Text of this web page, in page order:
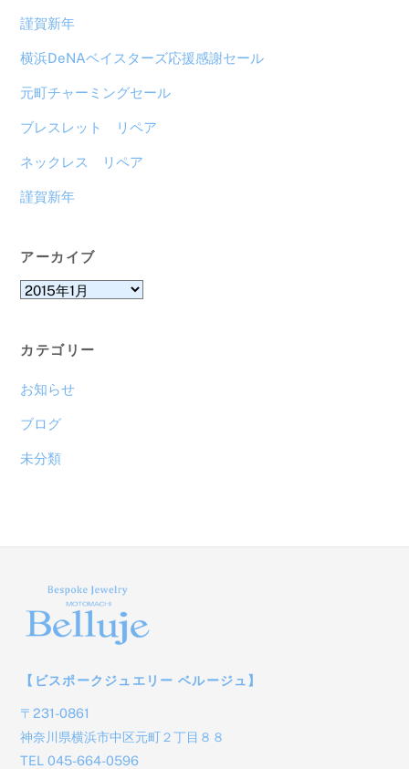
謹賀新年
横浜DeNAベイスターズ応援感謝セール
元町チャーミングセール
ブレスレット リペア
ネックレス リペア
謹賀新年
アーカイブ
ア
イ
ブ
カテゴリー
お知らせ
ブログ
未分類
【ビスポークジュエリー ベルージュ】
〒231-0861
神奈川県横浜市中区元町２丁目８８
TEL 045-664-0596